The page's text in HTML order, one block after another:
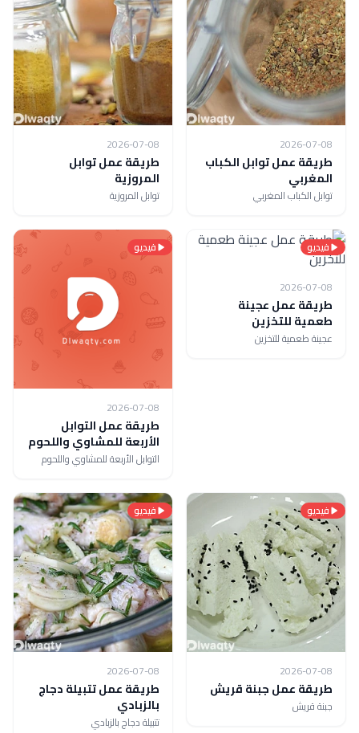
2026-07-08
طريقة عمل توابل الكباب
المغربي
توابل الكباب المغربي
2026-07-08
طريقة عمل توابل
المروزية
توابل المروزية
فيديو
2026-07-08
طريقة عمل عجينة
طعمية للتخزين
عجينة طعمية للتخزين
فيديو
2026-07-08
طريقة عمل التوابل
الأربعة للمشاوي واللحوم
التوابل الأربعة للمشاوي واللحوم
فيديو
2026-07-08
طريقة عمل جبنة قريش
جبنة قريش
فيديو
2026-07-08
طريقة عمل تتبيلة دجاج
بالزبادي
تتبيلة دجاج بالزبادي